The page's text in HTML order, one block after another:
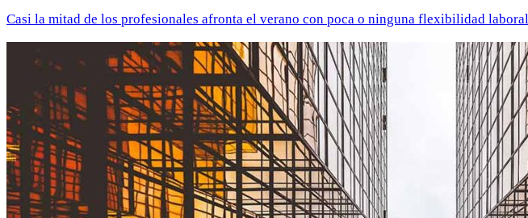
Casi la mitad de los profesionales afronta el verano con poca o ninguna flexibilidad laboral